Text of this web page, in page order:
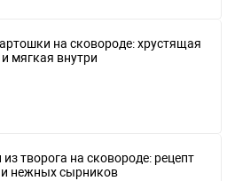
на сковороде: хрустящая
мягкая внутри
творога на сковороде: рецепт
нежных сырников